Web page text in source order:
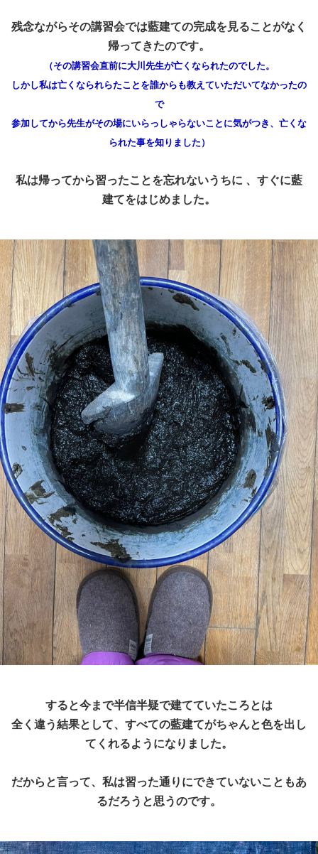
残念ながらその講習会では藍建ての完成を見ることがなく
帰ってきたのです。
（その講習会直前に大川先生が亡くなられたのでした。
しかし私は亡くなられらたことを誰からも教えていただいてなかったの
で
参加してから先生がその場にいらっしゃらないことに気がつき、亡くな
られた事を知りました）
私は帰ってから習ったことを忘れないうちに 、すぐに藍
建てをはじめました。
すると今まで半信半疑で建てていたころとは
全く違う結果として、すべての藍建てがちゃんと色を出し
てくれるようになりました。
だからと言って、私は習った通りにできていないこともあ
るだろうと思うのです。